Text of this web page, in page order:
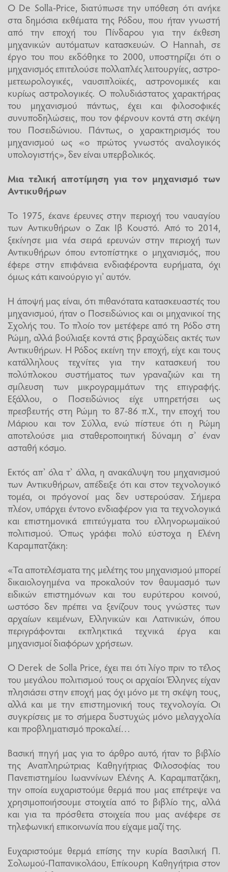
Ο De Solla-Price, διατύπωσε την υπόθεση ότι ανήκε
στα δημόσια εκθέματα της Ρόδου, που ήταν γνωστή
από την εποχή του Πίνδαρου για την έκθεση
μηχανικών αυτόματων κατασκευών. Ο Hannah, σε
έργο του που εκδόθηκε το 2000, υποστηρίζει ότι ο
μηχανισμός επιτελούσε πολλαπλές λειτουργίες, αστρο-
μετεωρολογικές, ναυσιπλοϊκές, αστρονομικές και
κυρίως αστρολογικές. Ο πολυδιάστατος χαρακτήρας
του μηχανισμού πάντως, έχει και φιλοσοφικές
συνυποδηλώσεις, που τον φέρνουν κοντά στη σκέψη
του Ποσειδώνιου. Πάντως, ο χαρακτηρισμός του
μηχανισμού ως «ο πρώτος γνωστός αναλογικός
υπολογιστής», δεν είναι υπερβολικός.
Μια τελική αποτίμηση για τον μηχανισμό των
Αντικυθήρων
Το 1975, έκανε έρευνες στην περιοχή του ναυαγίου
των Αντικυθήρων ο Ζακ Ιβ Κουστό. Από το 2014,
ξεκίνησε μια νέα σειρά ερευνών στην περιοχή των
Αντικυθήρων όπου εντοπίστηκε ο μηχανισμός, που
έφερε στην επιφάνεια ενδιαφέροντα ευρήματα, όχι
όμως κάτι καινούργιο γι’ αυτόν.
Η άποψή μας είναι, ότι πιθανότατα κατασκευαστές του
μηχανισμού, ήταν ο Ποσειδώνιος και οι μηχανικοί της
Σχολής του. Το πλοίο τον μετέφερε από τη Ρόδο στη
Ρώμη, αλλά βούλιαξε κοντά στις βραχώδεις ακτές των
Αντικυθήρων. Η Ρόδος εκείνη την εποχή, είχε και τους
κατάλληλους τεχνίτες για την κατασκευή του
πολύπλοκου συστήματος των γραναζιών και τη
σμίλευση των μικρογραμμάτων της επιγραφής.
Εξάλλου, ο Ποσειδώνιος είχε υπηρετήσει ως
πρεσβευτής στη Ρώμη το 87-86 π.Χ., την εποχή του
Μάριου και τον Σύλλα, ενώ πίστευε ότι η Ρώμη
αποτελούσε μια σταθεροποιητική δύναμη σ’ έναν
ασταθή κόσμο.
Εκτός απ’ όλα τ’ άλλα, η ανακάλυψη του μηχανισμού
των Αντικυθήρων, απέδειξε ότι και στον τεχνολογικό
τομέα, οι πρόγονοί μας δεν υστερούσαν. Σήμερα
πλέον, υπάρχει έντονο ενδιαφέρον για τα τεχνολογικά
και επιστημονικά επιτεύγματα του ελληνορωμαϊκού
πολιτισμού. Όπως γράφει πολύ εύστοχα η Ελένη
Καραμπατζάκη:
«Τα αποτελέσματα της μελέτης του μηχανισμού μπορεί
δικαιολογημένα να προκαλούν τον θαυμασμό των
ειδικών επιστημόνων και του ευρύτερου κοινού,
ωστόσο δεν πρέπει να ξενίζουν τους γνώστες των
αρχαίων κειμένων, Ελληνικών και Λατινικών, όπου
περιγράφονται εκπληκτικά τεχνικά έργα και
μηχανισμοί διαφόρων χρήσεων.
Ο Derek de Solla Price, έχει πει ότι λίγο πριν το τέλος
του μεγάλου πολιτισμού τους οι αρχαίοι Έλληνες είχαν
πλησιάσει στην εποχή μας όχι μόνο με τη σκέψη τους,
αλλά και με την επιστημονική τους τεχνολογία. Οι
συγκρίσεις με το σήμερα δυστυχώς μόνο μελαγχολία
και προβληματισμό προκαλεί…
Βασική πηγή μας για το άρθρο αυτό, ήταν το βιβλίο
της Αναπληρώτριας Καθηγήτριας Φιλοσοφίας του
Πανεπιστημίου Ιωαννίνων Ελένης Α. Καραμπατζάκη,
την οποία ευχαριστούμε θερμά που μας επέτρεψε να
χρησιμοποιήσουμε στοιχεία από το βιβλίο της, αλλά
και για τα πρόσθετα στοιχεία που μας ανέφερε σε
τηλεφωνική επικοινωνία που είχαμε μαζί της.
Ευχαριστούμε θερμά επίσης την κυρία Βασιλική Π.
Σολωμού-Παπανικολάου, Επίκουρη Καθηγήτρια στον